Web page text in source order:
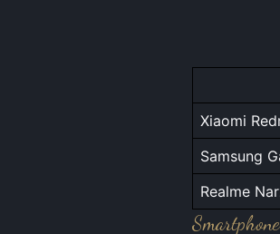
Xiaomi
Samsung
Realme